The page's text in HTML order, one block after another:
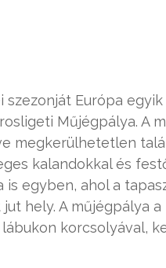
Európa
Műjégpálya. A
megkerülhetetlen
kalandokkal és
is egyben, ahol a
hely. A műjégpálya
korcsolyával,